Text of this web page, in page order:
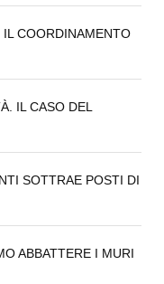
COORDINAMENTO
IL CASO DEL
SOTTRAE POSTI DI
ABBATTERE I MURI